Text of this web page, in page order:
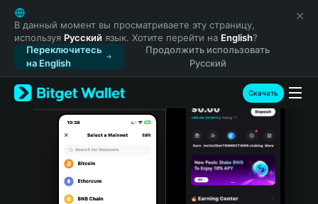
English
日本語
Tiếng Việt
Русский
Español (Latinoamérica)
Türkçe
Italiano
Português (Portugal)
В данный момент вы просматриваете эту страницу,
используя Русский язык. Хотите перейти на English?
Переключитесь
на English
Продолжить использовать
Русский
Скачать